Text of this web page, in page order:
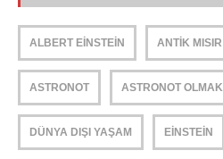
ALBERT EINSTEIN ANTIK MISIR
ASTRONOT ASTRONOT OLMAK
DÜNYA DIŞI YAŞAM EINSTEIN